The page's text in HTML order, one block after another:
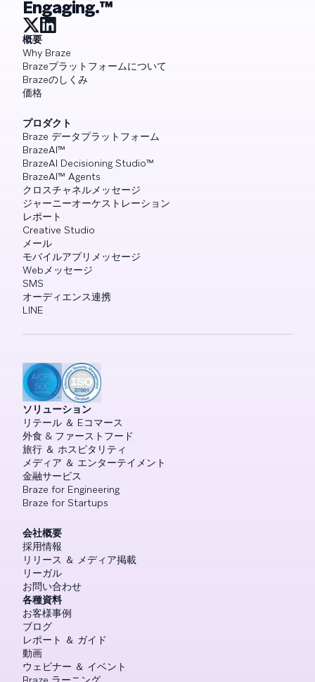
Engaging.™
概要
Why Braze
Brazeプラットフォームについて
Brazeのしくみ
価格
プロダクト
Braze データプラットフォーム
BrazeAI™
BrazeAI Decisioning Studio™
BrazeAI™ Agents
クロスチャネルメッセージ
ジャーニーオーケストレーション
レポート
Creative Studio
メール
モバイルアプリメッセージ
Webメッセージ
SMS
オーディエンス連携
LINE
ソリューション
リテール ＆ Eコマース
外食 & ファーストフード
旅行 ＆ ホスピタリティ
メディア ＆ エンターテイメント
金融サービス
Braze for Engineering
Braze for Startups
会社概要
採用情報
リリース ＆ メディア掲載
リーガル
お問い合わせ
各種資料
お客様事例
ブログ
レポート ＆ ガイド
動画
ウェビナー ＆ イベント